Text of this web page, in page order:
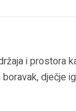
i prostora
dječje